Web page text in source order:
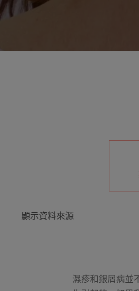
顯示資料來源
濕疹和銀屑病並